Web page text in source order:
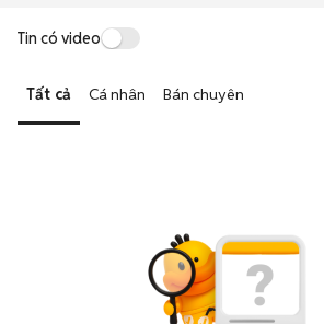
Tin có video
Tất cả Cá nhân Bán chuyên